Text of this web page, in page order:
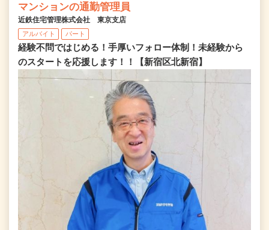
マンションの通勤管理員
近鉄住宅管理株式会社 東京支店
アルバイト パート
経験不問ではじめる！手厚いフォロー体制！未経験から
のスタートを応援します！！【新宿区北新宿】